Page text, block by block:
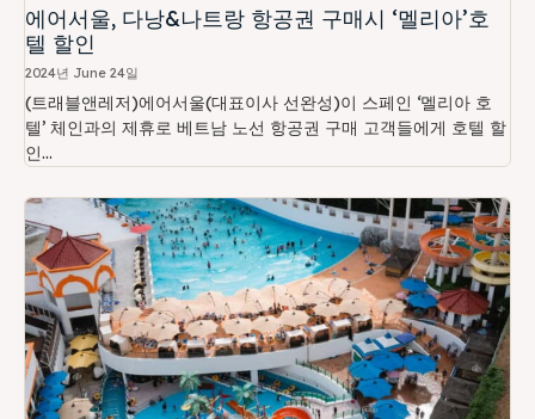
에어서울, 다낭&나트랑 항공권 구매시 ‘멜리아’호
텔 할인
2024년 June 24일
(트래블앤레저)에어서울(대표이사 선완성)이 스페인 ‘멜리아 호
텔’ 체인과의 제휴로 베트남 노선 항공권 구매 고객들에게 호텔 할
인...